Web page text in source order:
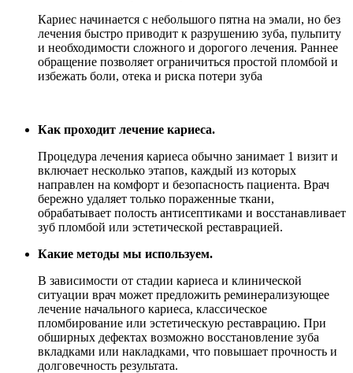
Кариес начинается с небольшого пятна на эмали, но без
лечения быстро приводит к разрушению зуба, пульпиту
и необходимости сложного и дорогого лечения. Раннее
обращение позволяет ограничиться простой пломбой и
избежать боли, отека и риска потери зуба
Как проходит лечение кариеса.
Процедура лечения кариеса обычно занимает 1 визит и
включает несколько этапов, каждый из которых
направлен на комфорт и безопасность пациента. Врач
бережно удаляет только пораженные ткани,
обрабатывает полость антисептиками и восстанавливает
зуб пломбой или эстетической реставрацией.
Какие методы мы используем.
В зависимости от стадии кариеса и клинической
ситуации врач может предложить реминерализующее
лечение начального кариеса, классическое
пломбирование или эстетическую реставрацию. При
обширных дефектах возможно восстановление зуба
вкладками или накладками, что повышает прочность и
долговечность результата.